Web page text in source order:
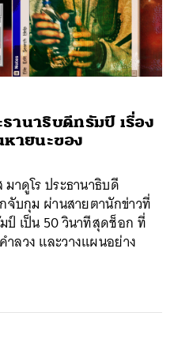
านาธิบดีทรัมป์ เรื่อง
ายนะของ
าดูโร ประธานาธิบดี
จับกุม ผ่านสายตานักข่าวที่
เป็น 50 วินาทีสุดช็อก ที่
ำลวง และวางแผนอย่าง